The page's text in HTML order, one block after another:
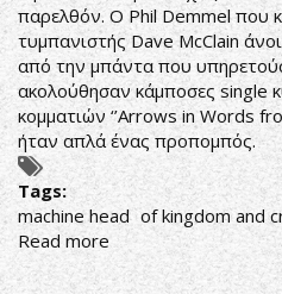
παρελθόν. O Phil Demmel που
τυμπανιστής Dave McClain
από την μπάντα που
ακολούθησαν κάμποσες single
κομματιών ‘’Arrows in Words
ήταν απλά ένας προπομπός.
Tags:
machine head of kingdom and
Read more about
NEVER